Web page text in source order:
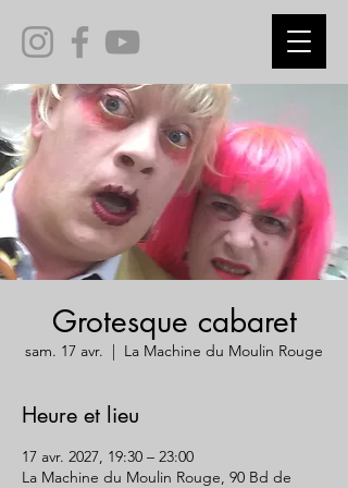
Grotesque cabaret
sam. 17 avr.
  |
La Machine du Moulin Rouge
Heure et lieu
17 avr. 2027, 19:30 – 23:00
La Machine du Moulin Rouge, 90 Bd de